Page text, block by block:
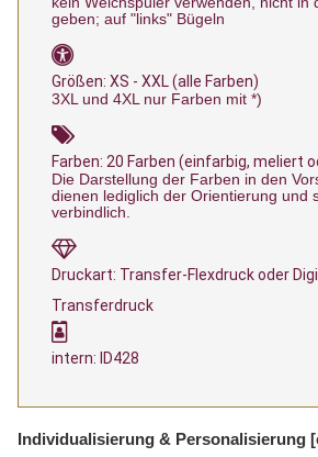
geben; auf "links" Bügeln
Größen: XS - XXL (alle Farben)
3XL und 4XL nur Farben mit *)
Farben: 20 Farben (einfarbig, meliert
Die Darstellung der Farben in den
dienen lediglich der Orientierung und
verbindlich.
Druckart: Transfer-Flexdruck oder
Transferdruck
intern: ID428
Individualisierung & Personalisierung